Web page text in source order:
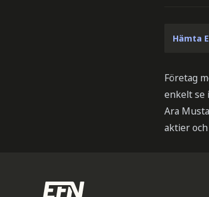
Hämta
Företag
enkelt se
Ara
aktier